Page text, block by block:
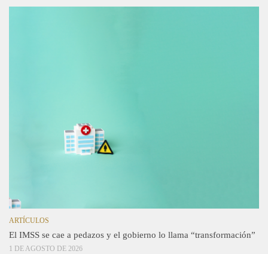
ARTÍCULOS
El IMSS se cae a pedazos y el gobierno lo llama “transformación”
1 DE AGOSTO DE 2026